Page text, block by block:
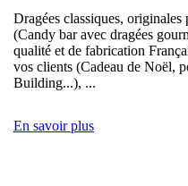
Dragées classiques,
(Candy bar avec dragées
qualité et de fabrication
vos clients (Cadeau de Noël,
Building...), ...
En savoir plus